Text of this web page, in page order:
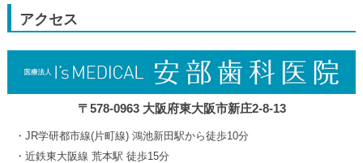
アクセス
〒578-0963 大阪府東大阪市新庄2-8-13
JR学研都市線(片町線) 鴻池新田駅から徒歩10分
近鉄東大阪線 荒本駅 徒歩15分